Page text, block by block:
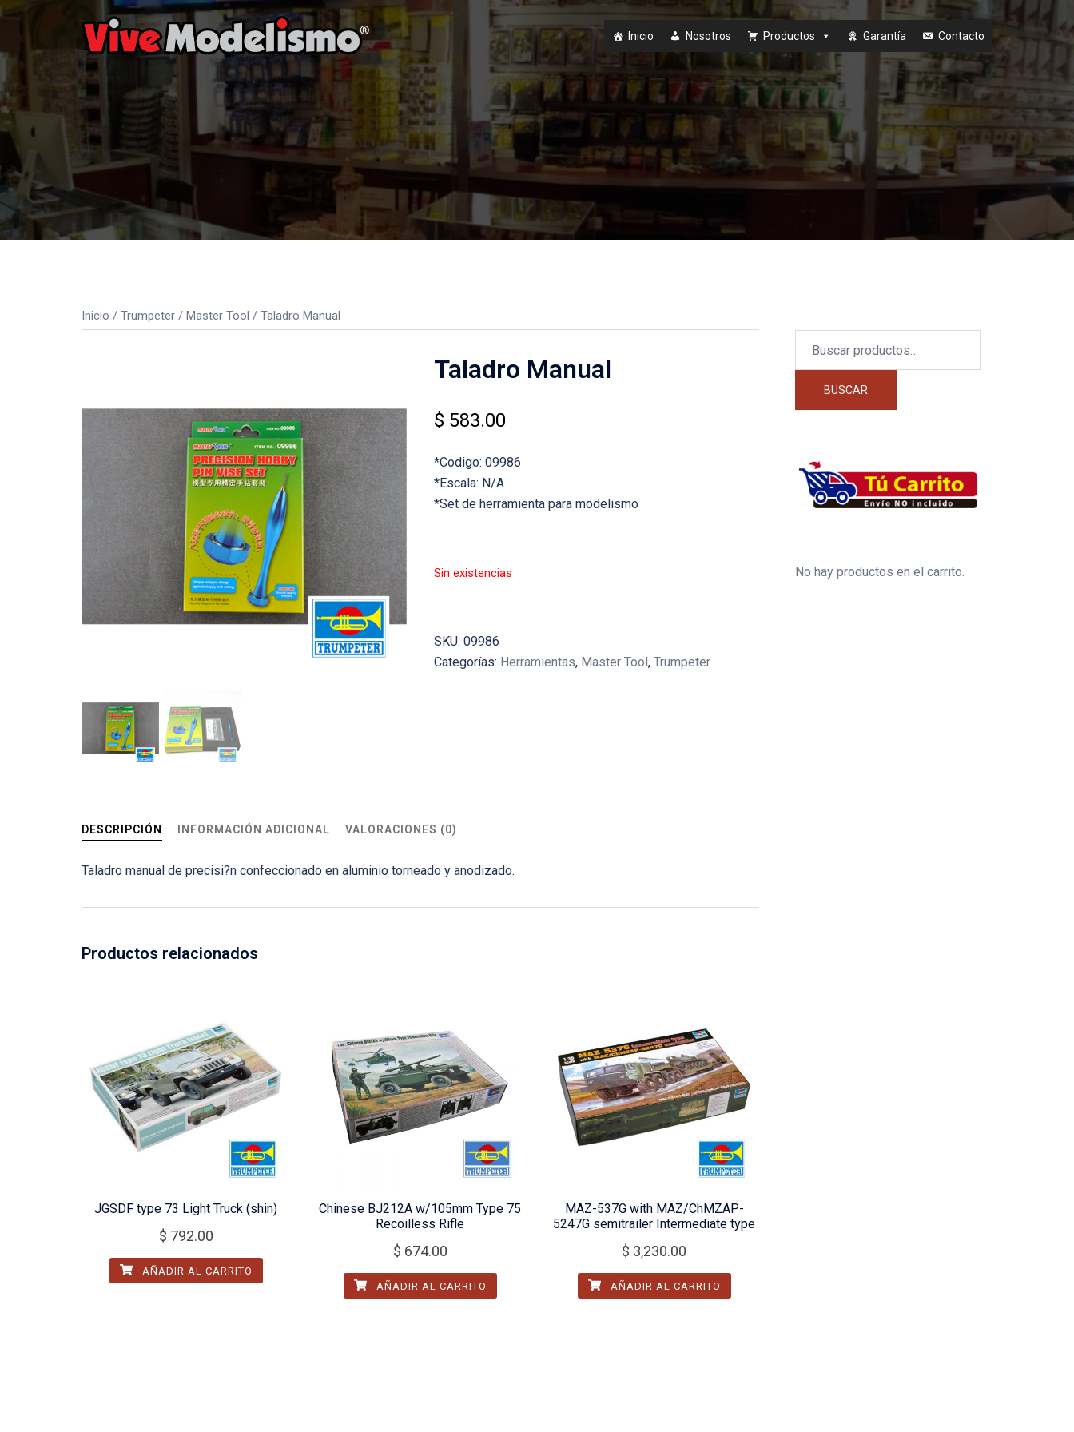
Saltar
contenido
Inicio Nosotros Productos Garantía Contacto
Inicio / Trumpeter / Master Tool / Taladro Manual
Taladro Manual
$ 583.00
*Codigo: 09986
*Escala: N/A
*Set de herramienta para modelismo
Sin existencias
SKU: 09986
Categorías: Herramientas, Master Tool, Trumpeter
DESCRIPCIÓN INFORMACIÓN ADICIONAL VALORACIONES (0)
Taladro manual de precisi?n confeccionado en aluminio torneado y anodizado.
Productos relacionados
JGSDF type 73 Light Truck (shin)
$ 792.00
AÑADIR AL CARRITO
Chinese BJ212A w/105mm Type 75
Recoilless Rifle
$ 674.00
AÑADIR AL CARRITO
MAZ-537G with MAZ/ChMZAP-
5247G semitrailer Intermediate type
$ 3,230.00
AÑADIR AL CARRITO
por:
BUSCAR
No hay productos en el carrito.